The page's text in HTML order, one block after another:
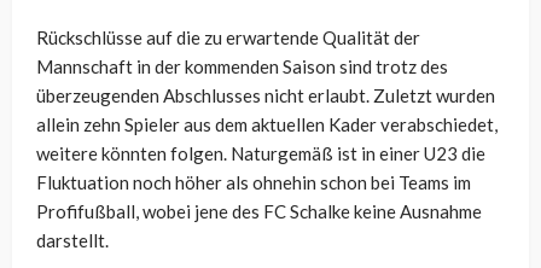
Rückschlüsse auf die zu erwartende Qualität der
Mannschaft in der kommenden Saison sind trotz des
überzeugenden Abschlusses nicht erlaubt. Zuletzt wurden
allein zehn Spieler aus dem aktuellen Kader verabschiedet,
weitere könnten folgen. Naturgemäß ist in einer U23 die
Fluktuation noch höher als ohnehin schon bei Teams im
Profifußball, wobei jene des FC Schalke keine Ausnahme
darstellt.